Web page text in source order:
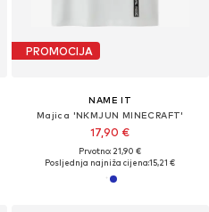
PROMOCIJA
NAME IT
Majica 'NKMJUN MINECRAFT'
17,90 €
Prvotno: 21,90 €
Posljednja najniža cijena:15,21 €